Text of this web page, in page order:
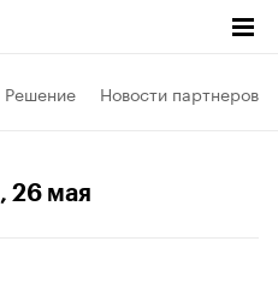
Решение Новости партнеров
, 26 мая